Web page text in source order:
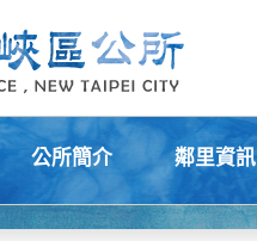
公所簡介
鄰里資訊